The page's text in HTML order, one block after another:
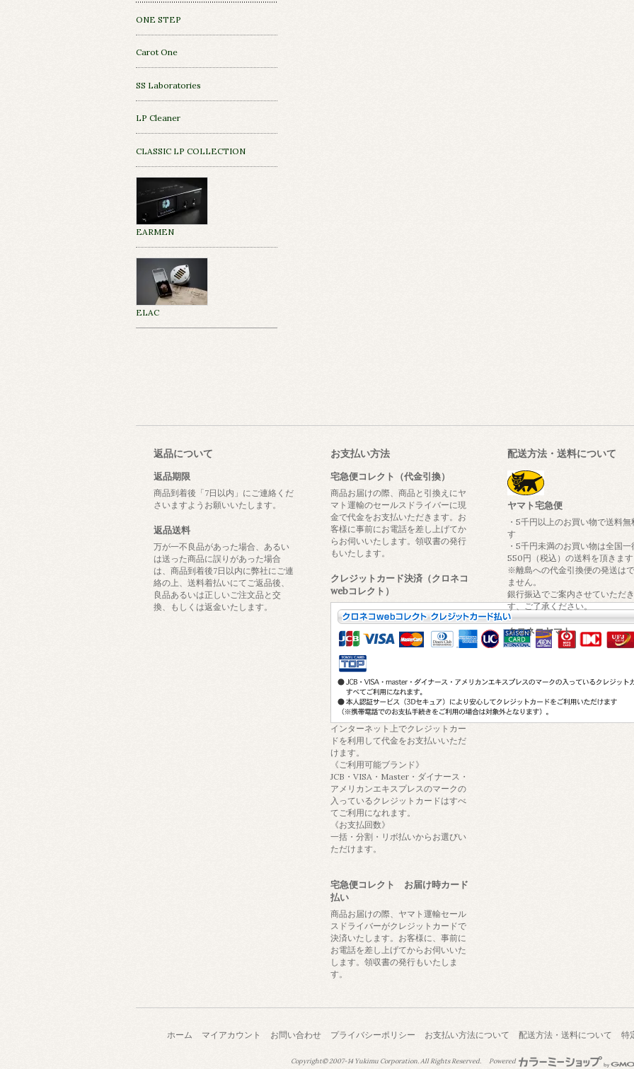
ONE STEP
Carot One
SS Laboratories
LP Cleaner
CLASSIC LP COLLECTION
EARMEN
ELAC
返品について
返品期限
商品到着後「7日以内」にご連絡くだ
さいますようお願いいたします。
返品送料
万が一不良品があった場合、あるい
は送った商品に誤りがあった場合
は、商品到着後7日以内に弊社にご連
絡の上、送料着払いにてご返品後、
良品あるいは正しいご注文品と交
換、もしくは返金いたします。
お支払い方法
宅急便コレクト（代金引換）
商品お届けの際、商品と引換えにヤ
マト運輸のセールスドライバーに現
金で代金をお支払いただきます。お
客様に事前にお電話を差し上げてか
らお伺いいたします。領収書の発行
もいたします。
クレジットカード決済（クロネコ
webコレクト）
インターネット上でクレジットカー
ドを利用して代金をお支払いいただ
けます。
《ご利用可能ブランド》
JCB・VISA・Master・ダイナース・
アメリカンエキスプレスのマークの
入っているクレジットカードはすべ
てご利用になれます。
《お支払回数》
一括・分割・リボ払いからお選びい
ただけます。
宅急便コレクト お届け時カード
払い
商品お届けの際、ヤマト運輸セール
スドライバーがクレジットカードで
決済いたします。お客様に、事前に
お電話を差し上げてからお伺いいた
します。領収書の発行もいたしま
す。
配送方法・送料について
ヤマト宅急便
・5千円以上のお買い物で送料無
す
・5千円未満のお買い物は全国一
550円（税込）の送料を頂きま
※離島への代金引換便の発送は
ません。
銀行振込でご案内させていただ
す、ご了承ください。
クロネコヤマト
ホーム マイアカウント お問い合わせ プライバシーポリシー お支払い方法について 配送方法・送料について 特
Copyright© 2007-14Yukimu Corporation.All Rights Reserved. Powered